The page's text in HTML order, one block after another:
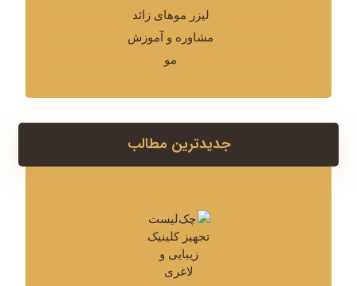
لیزر موهای زائد
مشاوره و آموزش
مو
جدیدترین مطالب